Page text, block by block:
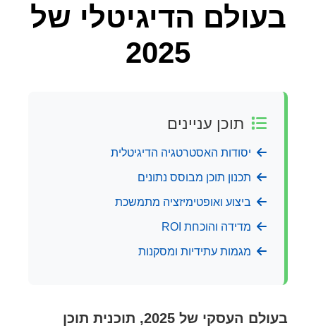
בעולם הדיגיטלי של
2025
תוכן עניינים
יסודות האסטרטגיה הדיגיטלית
תכנון תוכן מבוסס נתונים
ביצוע ואופטימיזציה מתמשכת
מדידה והוכחת ROI
מגמות עתידיות ומסקנות
בעולם העסקי של 2025, תוכנית תוכן